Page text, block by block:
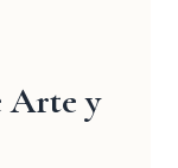
Arte y